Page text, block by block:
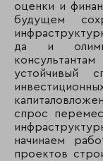
оценки и
будущем
да и
устойчивый
спрос
начинаем
проектов